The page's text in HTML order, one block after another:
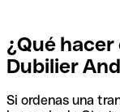
¿Qué
Dubilier
Si ordenas una